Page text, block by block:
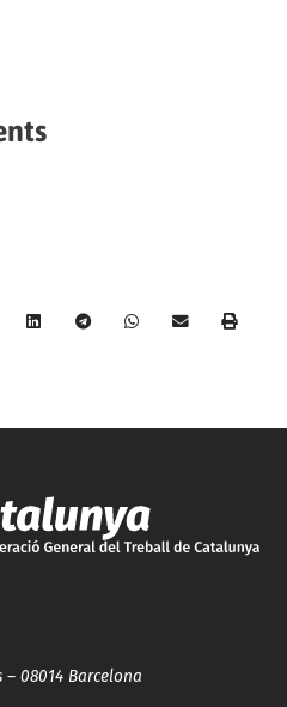
08014 Barcelona